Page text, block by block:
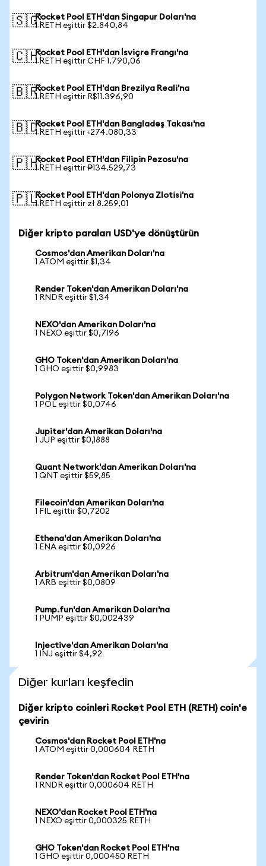
🇸🇬Rocket Pool ETH'dan Singapur Doları'na
1 RETH eşittir $2.840,84
🇨🇭Rocket Pool ETH'dan İsviçre Frangı'na
1 RETH eşittir CHF 1.790,06
🇧🇷Rocket Pool ETH'dan Brezilya Reali'na
1 RETH eşittir R$11.396,90
🇧🇩Rocket Pool ETH'dan Bangladeş Takası'na
1 RETH eşittir ৳274.080,33
🇵🇭Rocket Pool ETH'dan Filipin Pezosu'na
1 RETH eşittir ₱134.529,73
🇵🇱Rocket Pool ETH'dan Polonya Zlotisi'na
1 RETH eşittir zł 8.259,01
Diğer kripto paraları USD'ye dönüştürün
Cosmos'dan Amerikan Doları'na
1 ATOM eşittir $1,34
Render Token'dan Amerikan Doları'na
1 RNDR eşittir $1,34
NEXO'dan Amerikan Doları'na
1 NEXO eşittir $0,7196
GHO Token'dan Amerikan Doları'na
1 GHO eşittir $0,9983
Polygon Network Token'dan Amerikan Doları'na
1 POL eşittir $0,0746
Jupiter'dan Amerikan Doları'na
1 JUP eşittir $0,1888
Quant Network'dan Amerikan Doları'na
1 QNT eşittir $59,85
Filecoin'dan Amerikan Doları'na
1 FIL eşittir $0,7202
Ethena'dan Amerikan Doları'na
1 ENA eşittir $0,0926
Arbitrum'dan Amerikan Doları'na
1 ARB eşittir $0,0809
Pump.fun'dan Amerikan Doları'na
1 PUMP eşittir $0,002439
Injective'dan Amerikan Doları'na
1 INJ eşittir $4,92
Diğer kurları keşfedin
Diğer kripto coinleri Rocket Pool ETH (RETH) coin'e
çevirin
Cosmos'dan Rocket Pool ETH'na
1 ATOM eşittir 0,000604 RETH
Render Token'dan Rocket Pool ETH'na
1 RNDR eşittir 0,000604 RETH
NEXO'dan Rocket Pool ETH'na
1 NEXO eşittir 0,000325 RETH
GHO Token'dan Rocket Pool ETH'na
1 GHO eşittir 0,000450 RETH